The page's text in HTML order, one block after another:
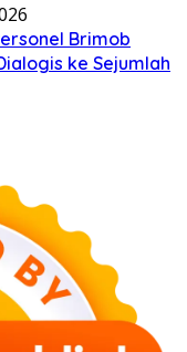
Brimob
ke Sejumlah